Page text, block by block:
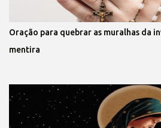
Oração para quebrar as muralhas da
mentira